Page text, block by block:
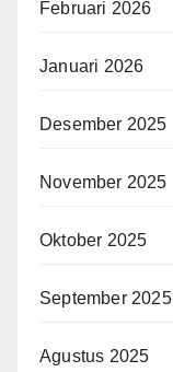
Februari 2026
Januari 2026
Desember 2025
November 2025
Oktober 2025
September 2025
Agustus 2025